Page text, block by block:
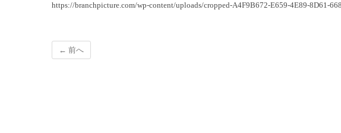
https://branchpicture.com/wp-content/uploads/cropped-A4F9B672-E659-4E89-8D61-
← 前へ